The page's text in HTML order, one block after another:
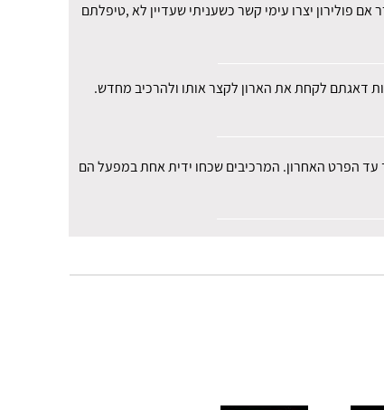
פולירון יצרו עימי קשר כשעניתי שעדיין לא ,טיפלתם
דאגתם לקחת את הארון לקצר אותו ולהרכיב מחדש.
עד הפרט האחרון. המרכיבים שכחו ידית אחת במפעל הם